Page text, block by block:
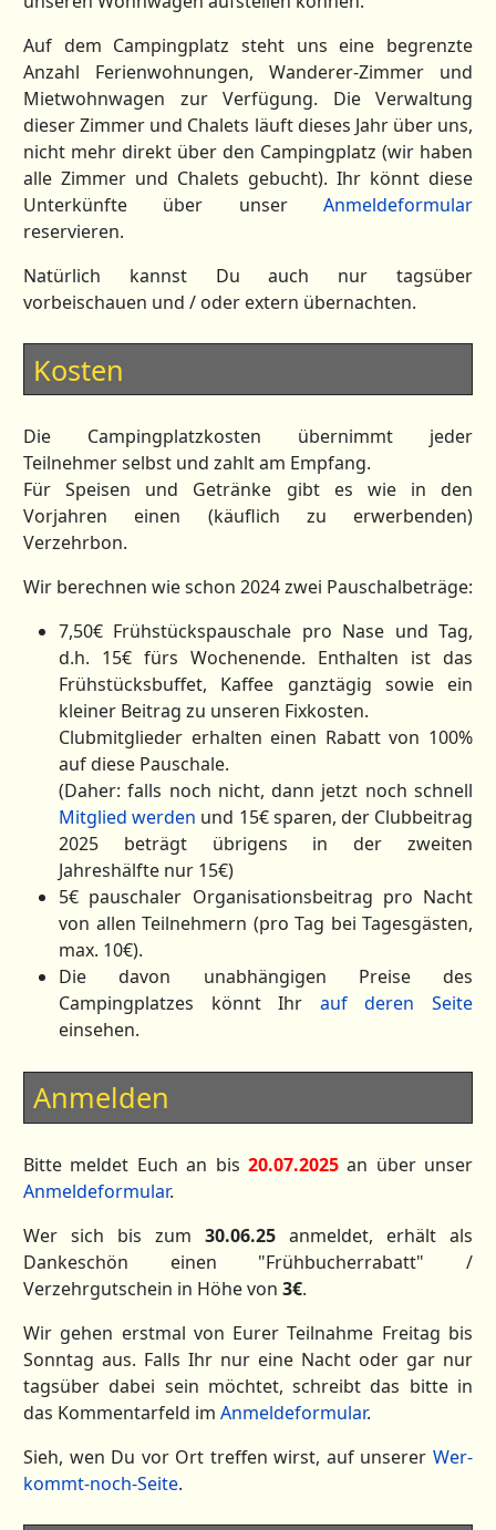
Auf dem Campingplatz steht uns eine begrenzte
Anzahl Ferienwohnungen, Wanderer-Zimmer und
Mietwohnwagen zur Verfügung. Die Verwaltung
dieser Zimmer und Chalets läuft dieses Jahr über uns,
nicht mehr direkt über den Campingplatz (wir haben
alle Zimmer und Chalets gebucht). Ihr könnt diese
Unterkünfte über unser Anmeldeformular
reservieren.
Natürlich kannst Du auch nur tagsüber
vorbeischauen und / oder extern übernachten.
Kosten
Die Campingplatzkosten übernimmt jeder
Teilnehmer selbst und zahlt am Empfang.
Für Speisen und Getränke gibt es wie in den
Vorjahren einen (käuflich zu erwerbenden)
Verzehrbon.
Wir berechnen wie schon 2024 zwei Pauschalbeträge:
7,50€ Frühstückspauschale pro Nase und Tag,
d.h. 15€ fürs Wochenende. Enthalten ist das
Frühstücksbuffet, Kaffee ganztägig sowie ein
kleiner Beitrag zu unseren Fixkosten.
Clubmitglieder erhalten einen Rabatt von 100%
auf diese Pauschale.
(Daher: falls noch nicht, dann jetzt noch schnell
Mitglied werden und 15€ sparen, der Clubbeitrag
2025 beträgt übrigens in der zweiten
Jahreshälfte nur 15€)
5€ pauschaler Organisationsbeitrag pro Nacht
von allen Teilnehmern (pro Tag bei Tagesgästen,
max. 10€).
Die davon unabhängigen Preise des
Campingplatzes könnt Ihr auf deren Seite
einsehen.
Anmelden
Bitte meldet Euch an bis 20.07.2025an über unser
Anmeldeformular.
Wer sich bis zum 30.06.25 anmeldet, erhält als
Dankeschön einen "Frühbucherrabatt" /
Verzehrgutschein in Höhe von 3€.
Wir gehen erstmal von Eurer Teilnahme Freitag bis
Sonntag aus. Falls Ihr nur eine Nacht oder gar nur
tagsüber dabei sein möchtet, schreibt das bitte in
das Kommentarfeld im Anmeldeformular.
Sieh, wen Du vor Ort treffen wirst, auf unserer Wer-
kommt-noch-Seite.